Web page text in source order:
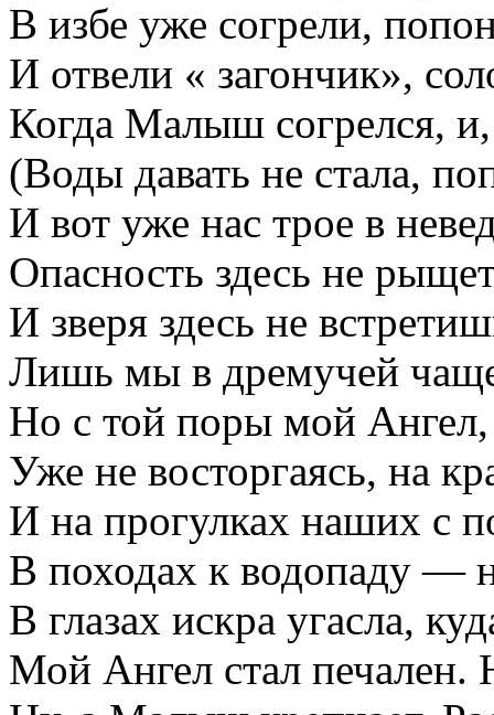
В избе уже согрели,
И отвели « загончик»,
Когда Малыш согрелся,
(Воды давать не стала,
И вот уже нас трое в
Опасность здесь не
И зверя здесь не
Лишь мы в дремучей
Но с той поры мой Ангел,
Уже не восторгаясь, на
И на прогулках наших с
В походах к водопаду —
В глазах искра угасла,
Мой Ангел стал печален.